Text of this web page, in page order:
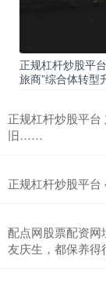
正规杠杆炒股平
旅商”综合体转型
正规杠杆炒股平台
旧……
正规杠杆炒股平
配点网股票配资
友庆生，都保养得